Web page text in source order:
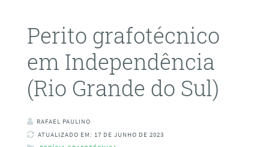
Perito grafotécnico
em Independência
(Rio Grande do Sul)
RAFAEL PAULINO
ATUALIZADO EM: 17 DE JUNHO DE 2023